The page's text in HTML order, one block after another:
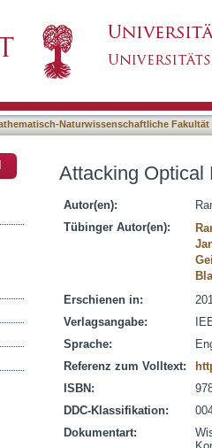
Naturwissenschaftliche Fakultät
Attacking Optical
Autor(en):
Tübinger Autor(en):
Erschienen in:
Verlagsangabe:
Sprache:
Referenz zum Volltext:
ISBN:
DDC-Klassifikation:
Dokumentart: